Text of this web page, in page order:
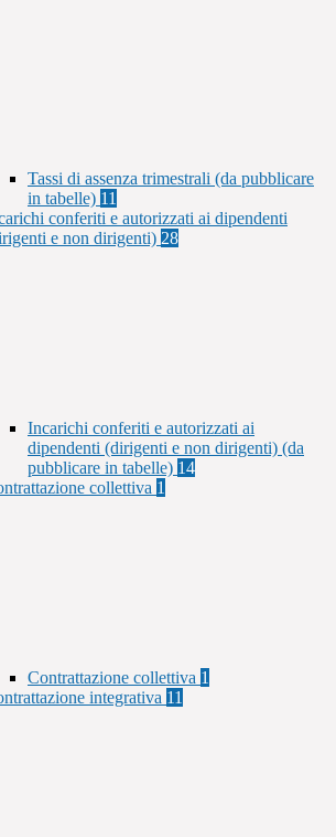
Tassi di assenza trimestrali (da pubblicare
in tabelle) 11
conferiti e autorizzati ai dipendenti
e non dirigenti) 28
Incarichi conferiti e autorizzati ai
dipendenti (dirigenti e non dirigenti) (da
pubblicare in tabelle) 14
collettiva 1
Contrattazione collettiva 1
integrativa 11